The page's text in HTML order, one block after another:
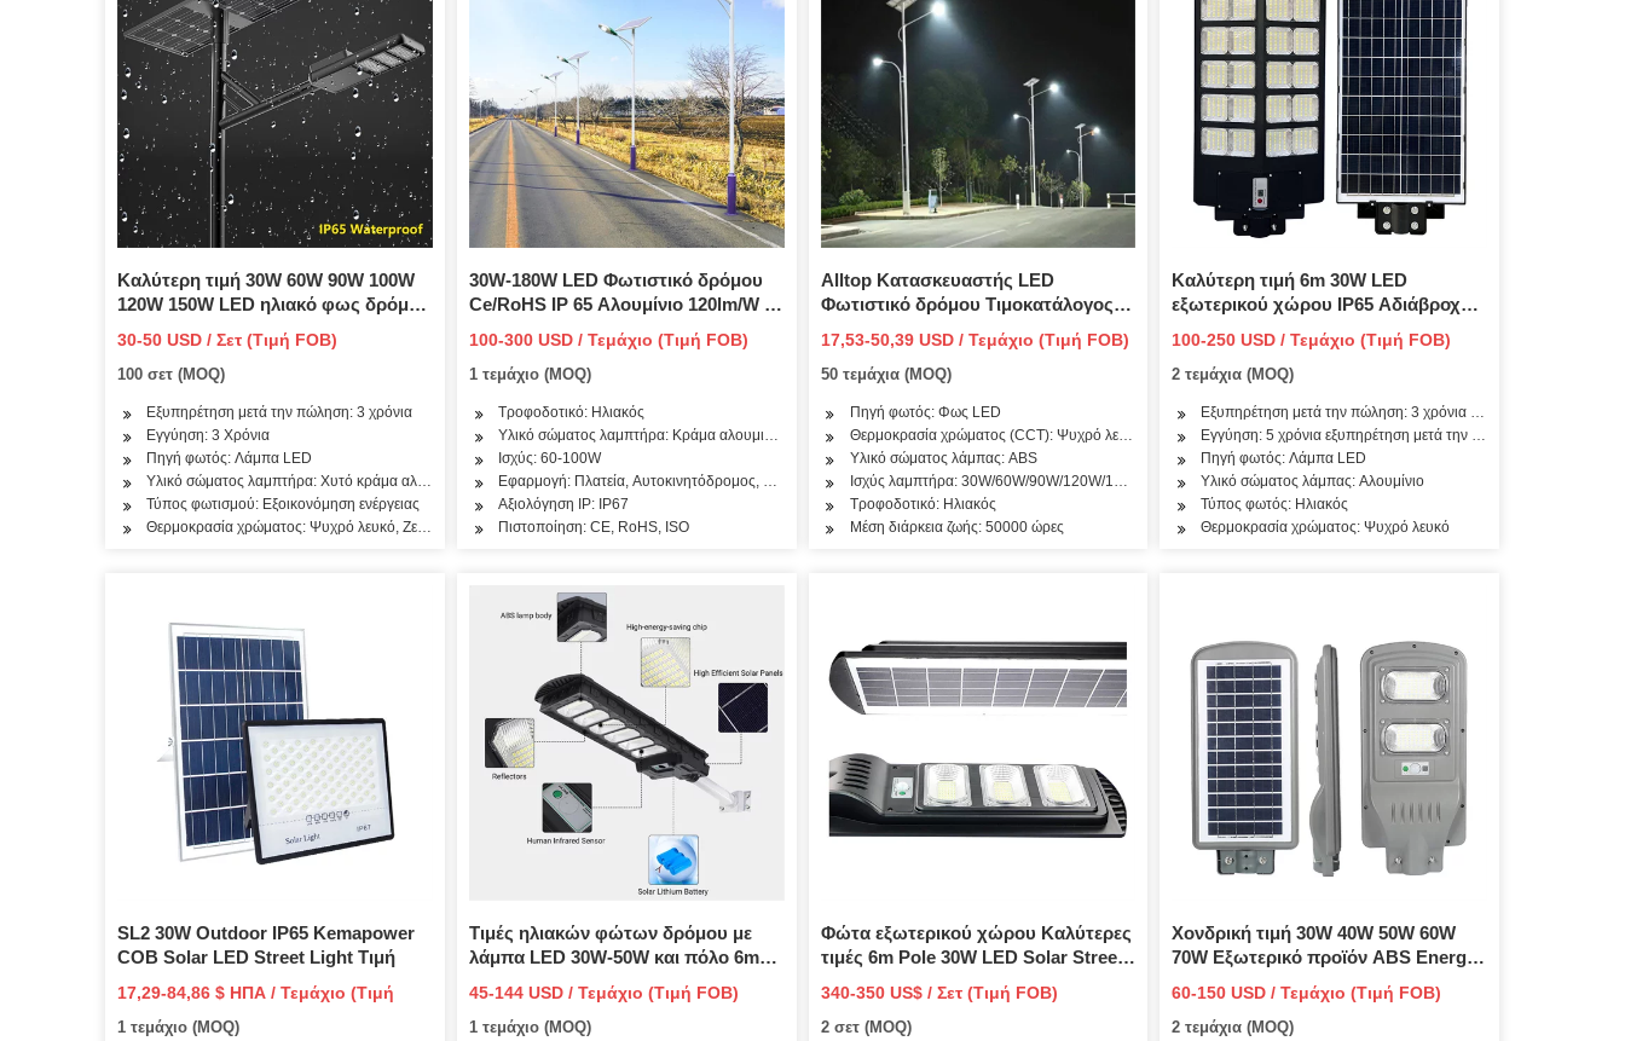
Καλύτερη τιμή 30W 60W 90W 100W
120W 150W LED ηλιακό φως δρόμου
30-50 USD / Σετ (Τιμή FOB)
100 σετ (MOQ)
Εξυπηρέτηση μετά την πώληση: 3 χρόνια
Εγγύηση: 3 Χρόνια
Πηγή φωτός: Λάμπα LED
Υλικό σώματος λαμπτήρα: Χυτό κράμα αλουμινίου
Τύπος φωτισμού: Εξοικονόμηση ενέργειας
Θερμοκρασία χρώματος: Ψυχρό λευκό, Ζεστό λευκό, 3000K~6000K
30W-180W LED Φωτιστικό δρόμου
Ce/RoHS IP 65 Αλουμίνιο 120lm/W με
καλή τιμή/Μυρμήγκια 3 χρόνια
Εγγύηση Ηλιακό φως LED Street σε
μικρόφωνο
100-300 USD / Τεμάχιο (Τιμή FOB)
1 τεμάχιο (MOQ)
Τροφοδοτικό: Ηλιακός
Υλικό σώματος λαμπτήρα: Κράμα αλουμινίου
Ισχύς: 60-100W
Εφαρμογή: Πλατεία, Αυτοκινητόδρομος, Κήπος, Χώρος στάθμευσης, Κατοικημένες περιοχές, City Street, Stadi
Αξιολόγηση IP: IP67
Πιστοποίηση: CE, RoHS, ISO
Alltop Κατασκευαστής LED
Φωτιστικό δρόμου Τιμοκατάλογος
Αισθητήρας ηλιακού φωτός
εξωτερικού χώρου Αδιάβροχο πάνελ
LED ισχύος 30W 60W 90W 120W
150W ηλιακό φως δρόμου
17,53-50,39 USD / Τεμάχιο (Τιμή FOB)
50 τεμάχια (MOQ)
Πηγή φωτός: Φως LED
Θερμοκρασία χρώματος (CCT): Ψυχρό λευκό
Υλικό σώματος λάμπας: ABS
Ισχύς λαμπτήρα: 30W/60W/90W/120W/150W
Τροφοδοτικό: Ηλιακός
Μέση διάρκεια ζωής: 50000 ώρες
Καλύτερη τιμή 6m 30W LED
εξωτερικού χώρου IP65 Αδιάβροχο
ενσωματωμένο All in One Solar LED
Street Road Garden Light με
σύστημα πάνελ αισθητήρα κίνησης
και μπαταρία λιθίου
100-250 USD / Τεμάχιο (Τιμή FOB)
2 τεμάχια (MOQ)
Εξυπηρέτηση μετά την πώληση: 3 χρόνια εξυπηρέτηση μετά την
Εγγύηση: 5 χρόνια εξυπηρέτηση μετά την πώληση
Πηγή φωτός: Λάμπα LED
Υλικό σώματος λάμπας: Αλουμίνιο
Τύπος φωτός: Ηλιακός
Θερμοκρασία χρώματος: Ψυχρό λευκό
SL2 30W Outdoor IP65 Kemapower
COB Solar LED Street Light Τιμή
17,29-84,86 $ ΗΠΑ / Τεμάχιο (Τιμή
1 τεμάχιο (MOQ)
Τιμές ηλιακών φώτων δρόμου με
λάμπα LED 30W-50W και πόλο 6m
45-144 USD / Τεμάχιο (Τιμή FOB)
1 τεμάχιο (MOQ)
Φώτα εξωτερικού χώρου Καλύτερες
τιμές 6m Pole 30W LED Solar Street
340-350 US$ / Σετ (Τιμή FOB)
2 σετ (MOQ)
Χονδρική τιμή 30W 40W 50W 60W
70W Εξωτερικό προϊόν ABS Energy
Powered Panel Flood Lamp
Αισθητήρας κίνησης Road Outdoor
Garden Wall LED All in One Solar
60-150 USD / Τεμάχιο (Τιμή FOB)
2 τεμάχια (MOQ)